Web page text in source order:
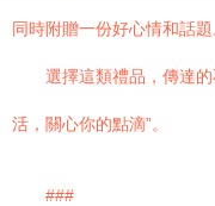
同時附贈一份好心情和話題
選擇這類禮品，傳達
活，關心你的點滴”。
###